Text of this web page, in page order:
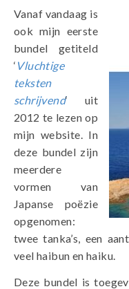
Vanaf vandaag is
ook mijn eerste
bundel getiteld
‘ Vluchtige
teksten
schrijvend‘ uit
2012 te lezen op
mijn website. In
deze bundel zijn
meerdere
vormen van
Japanse poëzie
opgenomen:
twee tanka’s, een
veel haibun en haiku.
Deze bundel is